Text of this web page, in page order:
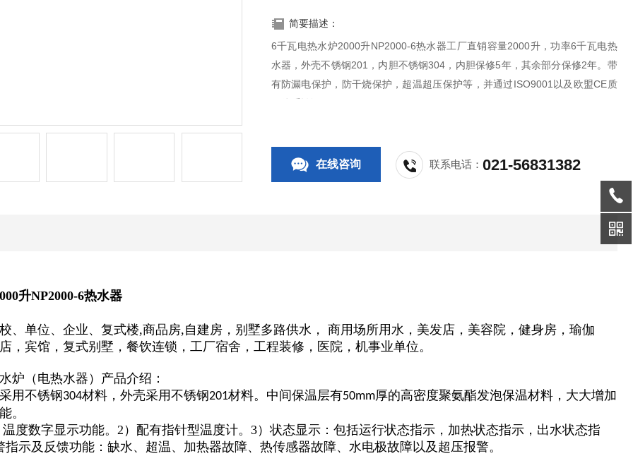
简要描述：
6千瓦电热水炉2000升NP2000-6热水器工厂直销容量2000升，功率6千瓦电热
水器，外壳不锈钢201，内胆不锈钢304，内胆保修5年，其余部分保修2年。带
有防漏电保护，防干烧保护，超温超压保护等，并通过ISO9001以及欧盟CE质
量体系认证。
在线咨询 联系电话：021-56831382
升NP2000-6热水器
、单位、企业、 复式楼,商品房,自建房 ， 别墅多路供水 ， 商用场所用水，美发店，美容院，健身房， 瑜伽
，宾馆，复式别墅，餐饮连锁，工厂宿舍，工程装修，医院，机事业单位。
炉（电热水器）产品介绍：
用不锈钢304材料，外壳采用不锈钢201材料。中间保温层有50mm厚的高密度聚氨酯发泡保温材料，大大增加
。
度数字显示功能。2）配有指针型温度计。3）状态显示：包括运行状态指示，加热状态指示，出水状态指
指示及反馈功能：缺水、超温、加热器故障、热传感器故障、水电极故障以及超压报警。